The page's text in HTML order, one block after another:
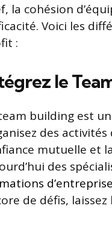
la cohésion
Voici les
:
le
building est
des
mutuelle et
des
de défis,